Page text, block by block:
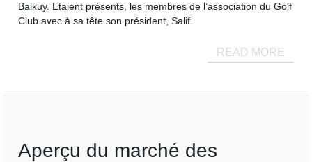
Balkuy. Etaient présents, les membres de l’association du Golf
Club avec à sa tête son président, Salif
READ MORE
Aperçu du marché des